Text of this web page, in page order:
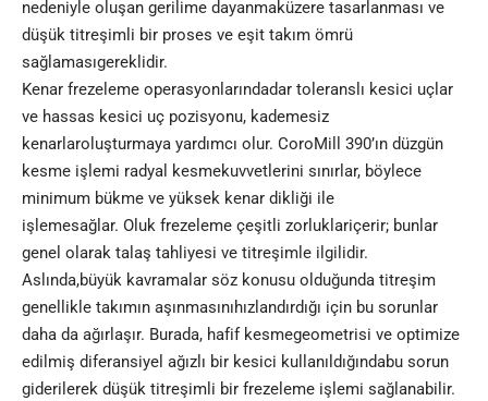
nedeniyle oluşan gerilime dayanmaküzere tasarlanması ve
düşük titreşimli bir proses ve eşit takım ömrü
sağlamasıgereklidir.
Kenar frezeleme operasyonlarındadar toleranslı kesici uçlar
ve hassas kesici uç pozisyonu, kademesiz
kenarlaroluşturmaya yardımcı olur. CoroMill 390’ın düzgün
kesme işlemi radyal kesmekuvvetlerini sınırlar, böylece
minimum bükme ve yüksek kenar dikliği ile
işlemesağlar. Oluk frezeleme çeşitli zorluklariçerir; bunlar
genel olarak talaş tahliyesi ve titreşimle ilgilidir.
Aslında,büyük kavramalar söz konusu olduğunda titreşim
genellikle takımın aşınmasınıhızlandırdığı için bu sorunlar
daha da ağırlaşır. Burada, hafif kesmegeometrisi ve optimize
edilmiş diferansiyel ağızlı bir kesici kullanıldığındabu sorun
giderilerek düşük titreşimli bir frezeleme işlemi sağlanabilir.